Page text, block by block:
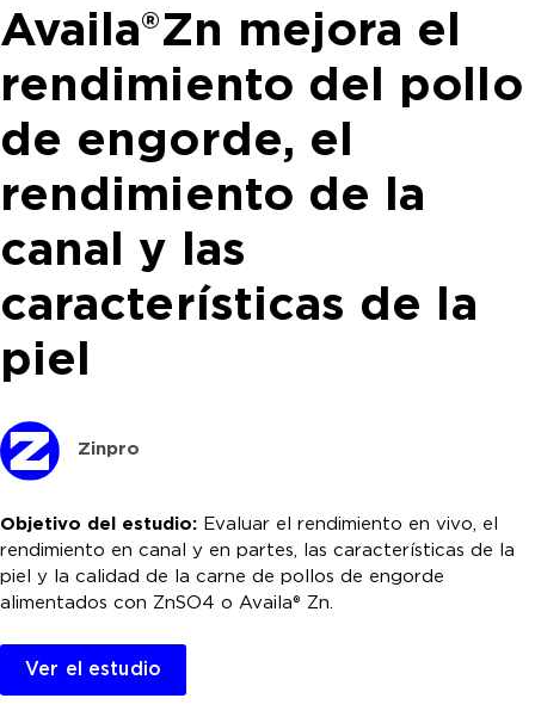
Availa®Zn mejora el
rendimiento del pollo
de engorde, el
rendimiento de la
canal y las
características de la
piel
Zinpro
Objetivo del estudio: Evaluar el rendimiento en vivo, el
rendimiento en canal y en partes, las características de la
piel y la calidad de la carne de pollos de engorde
alimentados con ZnSO4 o Availa® Zn.
Ver el estudio